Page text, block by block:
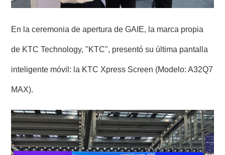
En la ceremonia de apertura de GAIE, la marca propia
de KTC Technology, "KTC", presentó su última pantalla
inteligente móvil: la KTC Xpress Screen (Modelo: A32Q7
MAX).